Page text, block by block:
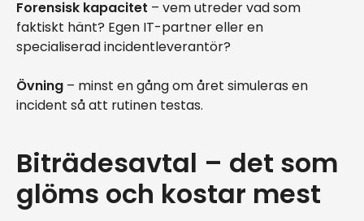
Forensisk kapacitet – vem utreder vad som
faktiskt hänt? Egen IT-partner eller en
specialiserad incidentleverantör?
Övning – minst en gång om året simuleras en
incident så att rutinen testas.
Biträdesavtal – det som
glöms och kostar mest